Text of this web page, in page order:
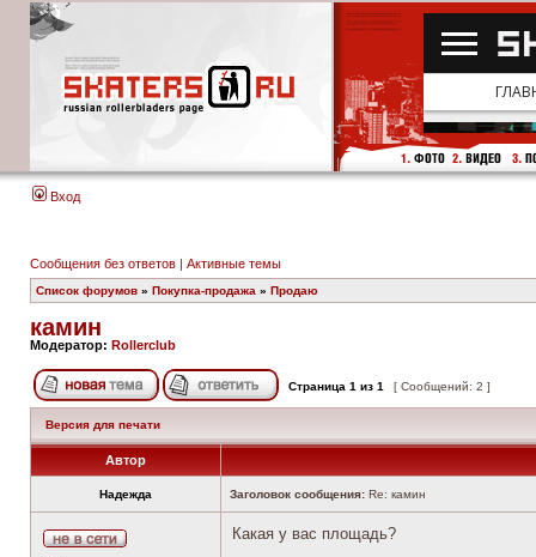
Вход
Сообщения без ответов | Активные темы
Список форумов » Покупка-продажа » Продаю
камин
Модератор: Rollerclub
Страница 1 из 1 [ Сообщений: 2 ]
Версия для печати
Автор
Надежда Заголовок сообщения: Re: камин
Какая у вас площадь?